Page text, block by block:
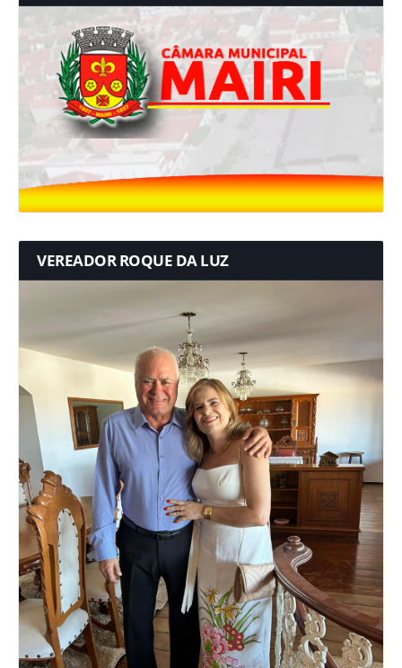
VEREADOR ROQUE DA LUZ